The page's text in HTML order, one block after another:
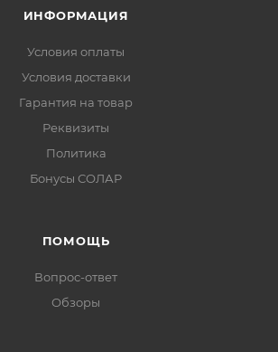
ИНФОРМАЦИЯ
Условия оплаты
Условия доставки
Гарантия на товар
Реквизиты
Политика
Бонусы СОЛАР
ПОМОЩЬ
Вопрос-ответ
Обзоры